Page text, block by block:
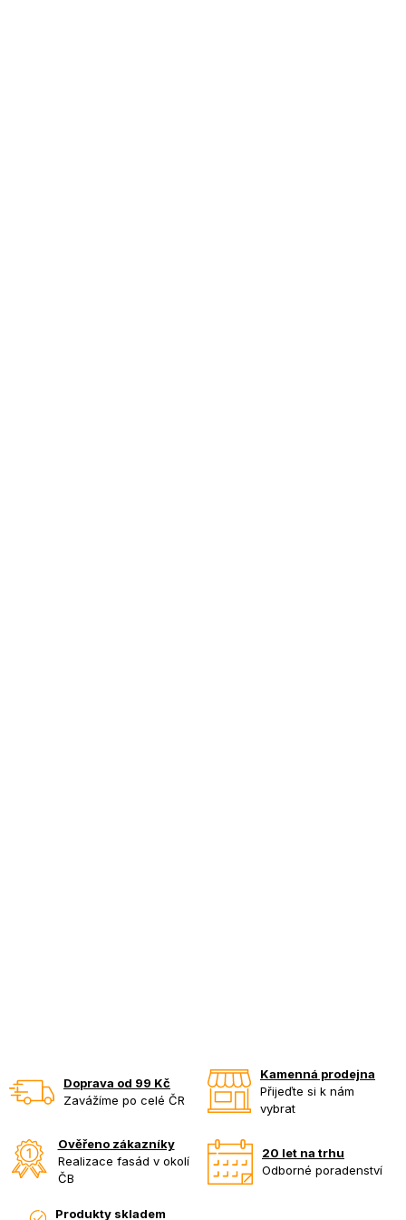
Doprava od 99 Kč
Zavážíme po celé ČR
Kamenná prodejna
Přijeďte si k nám
vybrat
Ověřeno zákazníky
Realizace fasád v okolí
ČB
20 let na trhu
Odborné poradenství
Produkty skladem